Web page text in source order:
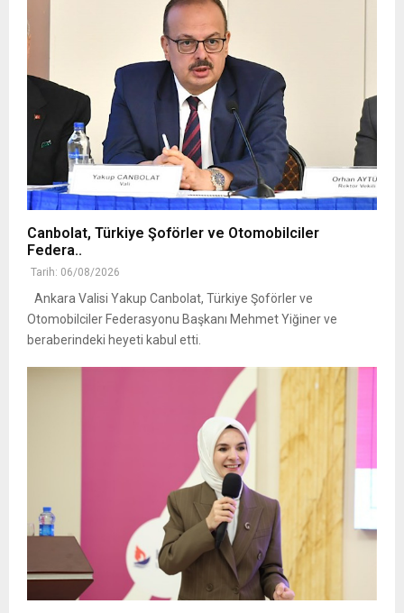
Canbolat, Türkiye Şoförler ve Otomobilciler
Federa..
Tarih: 06/08/2026
Ankara Valisi Yakup Canbolat, Türkiye Şoförler ve
Otomobilciler Federasyonu Başkanı Mehmet Yiğiner ve
beraberindeki heyeti kabul etti.